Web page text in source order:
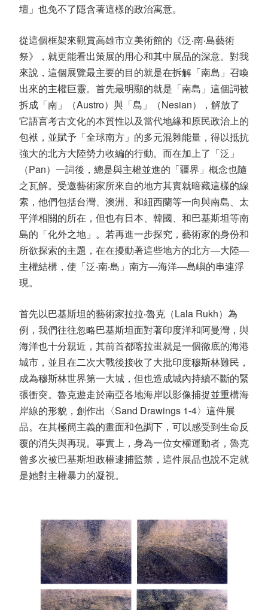
壇」也免不了隱含著這樣的政治寓意。
從這個框架來觀賞高雄市立美術館的《泛‧南‧島藝術
祭》，就更能看出策展的用心和其中展品的深意。對我
來說，這個展覽最主要的目的就是在拆解「南島」召喚
出來的主權巨靈。首先最明顯的就是「南島」這個詞被
拆成「南」（Austro）與「島」（Nesian），解放了
它語言考古文化的本質性以及當代地緣和原民政治上的
包袱，並賦予「全球南方」的多元混雜能量，得以抵抗
強大的北方大陸勢力收編的行動。而在加上了「泛」
（Pan）一詞後，總是與主權並進的「疆界」概念也隨
之瓦解。受邀藝術家所來自的地方其實就暗藏這樣的線
索，他們包括台灣、澳洲、和紐西蘭等一向與南島、太
平洋相關的所在，但也有日本、韓國、和巴基斯坦等南
島的「化外之地」。若再進一步探究，藝術家的身份和
所欲探索的主題，在在擾動著這些地方的北方—大陸—
主權結構，使「泛‧南‧島」南方—海洋—島嶼的串連浮
現。
首先以巴基斯坦的藝術家拉拉‧魯克（Lala Rukh）為
例，我們往往忽略巴基斯坦面對著印度洋和阿曼灣，與
海洋也十分親近，其前首都喀拉蚩就是一個徹底的海港
城市，並且在二次大戰後接收了大批印度穆斯林難民，
成為穆斯林世界第一大城，但也造成城內持續不斷的緊
張衝突。魯克遊走於南亞各地海岸以影像捕捉並重構海
岸線的形貌，創作出〈Sand Drawings 1-4〉這件展
品。在其極簡主義的畫面和色調下，可以感受到生命反
覆的消失與再現。事實上，身為一位女權運動者，魯克
曾多次被巴基斯坦政權逮捕監禁，這件展品也說不定就
是她對主權暴力的凝視。